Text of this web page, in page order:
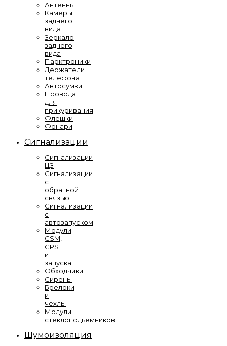
Антенны
Камеры
заднего
вида
Зеркало
заднего
вида
Парктроники
Держатели
телефона
Автосумки
Провода
для
прикуривания
Флешки
Фонари
Сигнализации
Сигнализации
ЦЗ
Сигнализации
с
обратной
связью
Сигнализации
с
автозапуском
Модули
GSM,
GPS
и
запуска
Обходчики
Сирены
Брелоки
и
чехлы
Модули
стеклоподьемников
Шумоизоляция